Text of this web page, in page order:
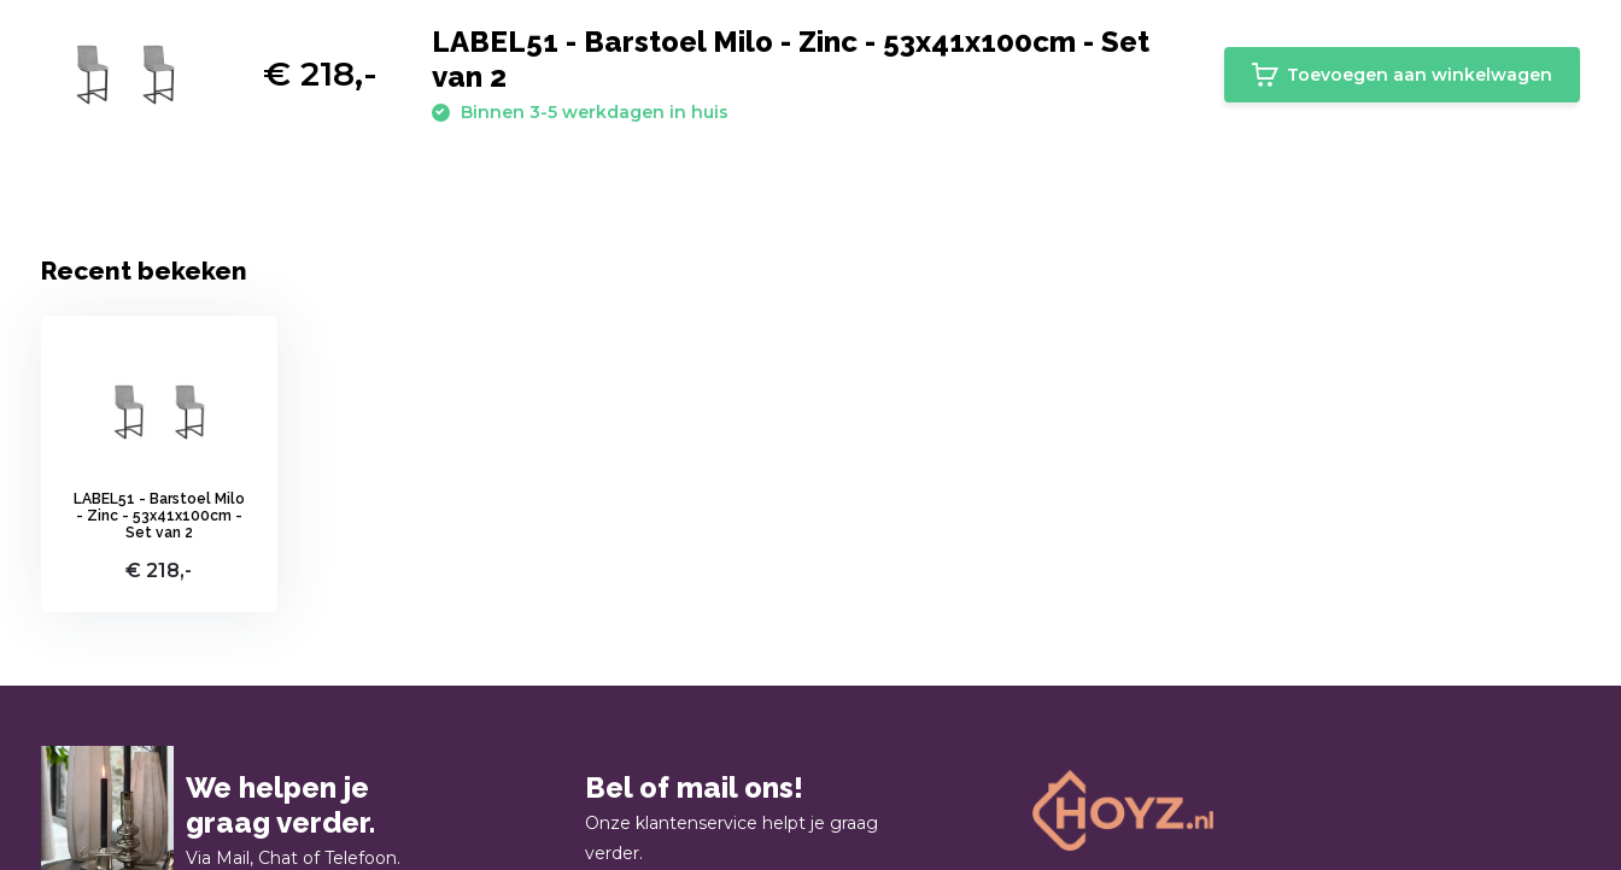
€ 218,-
LABEL51 - Barstoel Milo - Zinc - 53x41x100cm - Set
van 2
Binnen 3-5 werkdagen in huis
Toevoegen aan winkelwagen
Recent bekeken
LABEL51 - Barstoel Milo
- Zinc - 53x41x100cm -
Set van 2
€ 218,-
We helpen je
graag verder.
Via Mail, Chat of Telefoon.
Bel of mail ons!
Onze klantenservice helpt je graag
verder.